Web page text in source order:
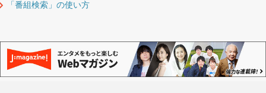
「番組検索」の使い方